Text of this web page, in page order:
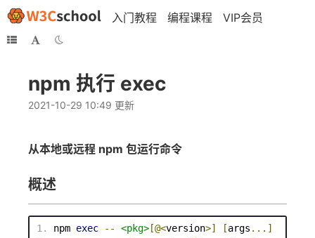
入门教程 编程课程 VIP会员
npm 执行 exec
2021-10-29 10:49 更新
从本地或远程 npm 包运行命令
概述
npm exec -- <pkg> [@<version>] [args ...]